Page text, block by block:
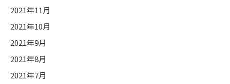
2021年11月
2021年10月
2021年9月
2021年8月
2021年7月